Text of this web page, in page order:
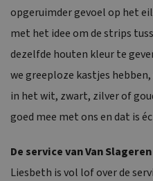
opgeruimder gevoel op het
met het idee om de strips
dezelfde houten kleur te
we greeploze kastjes
in het wit, zwart, zilver of
goed mee met ons en dat is
De service van Van
Liesbeth is vol lof over de